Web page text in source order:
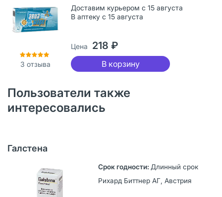
3 отзыва
Доставим курьером с 15 августа
В аптеку с 15 августа
Цена 218 ₽
В корзину
Пользователи также
интересовались
Галстена
Длинный срок
Рихард Биттнер АГ, Австрия